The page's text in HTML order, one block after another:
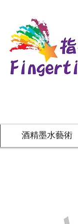
酒精墨水藝術